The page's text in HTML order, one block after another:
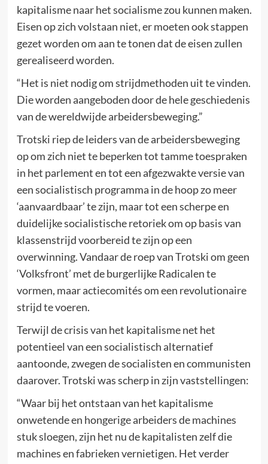
kapitalisme naar het socialisme zou kunnen maken.
Eisen op zich volstaan niet, er moeten ook stappen
gezet worden om aan te tonen dat de eisen zullen
gerealiseerd worden.
“Het is niet nodig om strijdmethoden uit te vinden.
Die worden aangeboden door de hele geschiedenis
van de wereldwijde arbeidersbeweging.”
Trotski riep de leiders van de arbeidersbeweging
op om zich niet te beperken tot tamme toespraken
in het parlement en tot een afgezwakte versie van
een socialistisch programma in de hoop zo meer
‘aanvaardbaar’ te zijn, maar tot een scherpe en
duidelijke socialistische retoriek om op basis van
klassenstrijd voorbereid te zijn op een
overwinning. Vandaar de roep van Trotski om geen
‘Volksfront’ met de burgerlijke Radicalen te
vormen, maar actiecomités om een revolutionaire
strijd te voeren.
Terwijl de crisis van het kapitalisme net het
potentieel van een socialistisch alternatief
aantoonde, zwegen de socialisten en communisten
daarover. Trotski was scherp in zijn vaststellingen:
“Waar bij het ontstaan van het kapitalisme
onwetende en hongerige arbeiders de machines
stuk sloegen, zijn het nu de kapitalisten zelf die
machines en fabrieken vernietigen. Het verder